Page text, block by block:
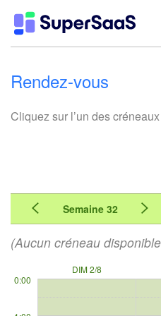
Rendez-vous
Cliquez sur l’un des
Semaine 32
(Aucun créneau
DIM 2/8
0:00